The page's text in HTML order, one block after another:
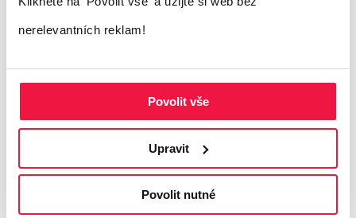
nerelevantních reklam!
Povolit vše
Upravit
Povolit nutné
začátek – aby fungovala tak, jak má, je třeba
užitečné informace pro návštěvníky, které
vám dopomohou k tomu, aby vás
návštěvníci nacházeli častěji a stali se vašimi
zákazníky.